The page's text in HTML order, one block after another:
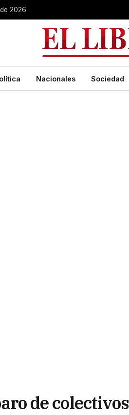
2026
Nacionales Sociedad
de colectivos